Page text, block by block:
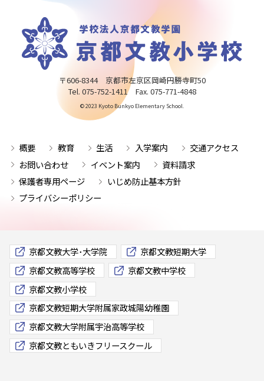
〒606-8344 京都市左京区岡崎円勝寺町50
Tel. 075-752-1411 Fax. 075-771-4848
© 2023 Kyoto Bunkyo Elementary School.
概要 教育 生活 入学案内
交通アクセス
お問い合わせ
イベント案内
資料請求
保護者専用ページ
いじめ防止基本方針
プライバシーポリシー
京都文教大学･大学院
京都文教短期大学
京都文教高等学校
京都文教中学校
京都文教小学校
京都文教短期大学附属家政城陽幼稚園
京都文教大学附属宇治高等学校
京都文教ともいきフリースクール